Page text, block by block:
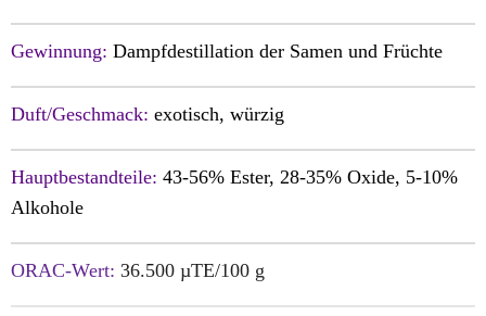
Gewinnung: Dampfdestillation der Samen und Früchte
Duft/Geschmack: exotisch, würzig
Hauptbestandteile: 43-56% Ester, 28-35% Oxide, 5-10%
Alkohole
ORAC-Wert: 36.500 µTE/100 g